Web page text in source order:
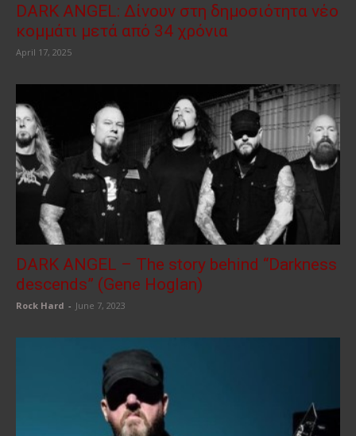
DARK ANGEL: Δίνουν στη δημοσιότητα νέο
κομμάτι μετά από 34 χρόνια
April 17, 2025
DARK ANGEL – The story behind “Darkness
descends” (Gene Hoglan)
Rock Hard - June 7, 2023